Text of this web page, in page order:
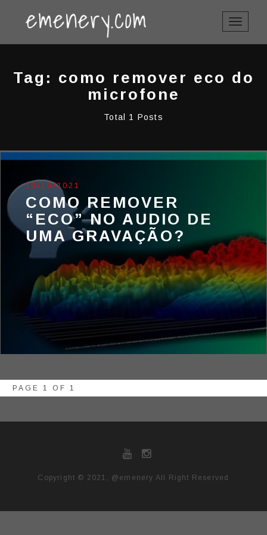
TOGGLE
Tag: como remover eco do
microfone
Total 1 Posts
13/10/2021
COMO REMOVER
“ECO” NO AUDIO DE
UMA GRAVAÇÃO?
PAGE 1 OF 1
Copyright © 2021, @emenery All Right Reserved